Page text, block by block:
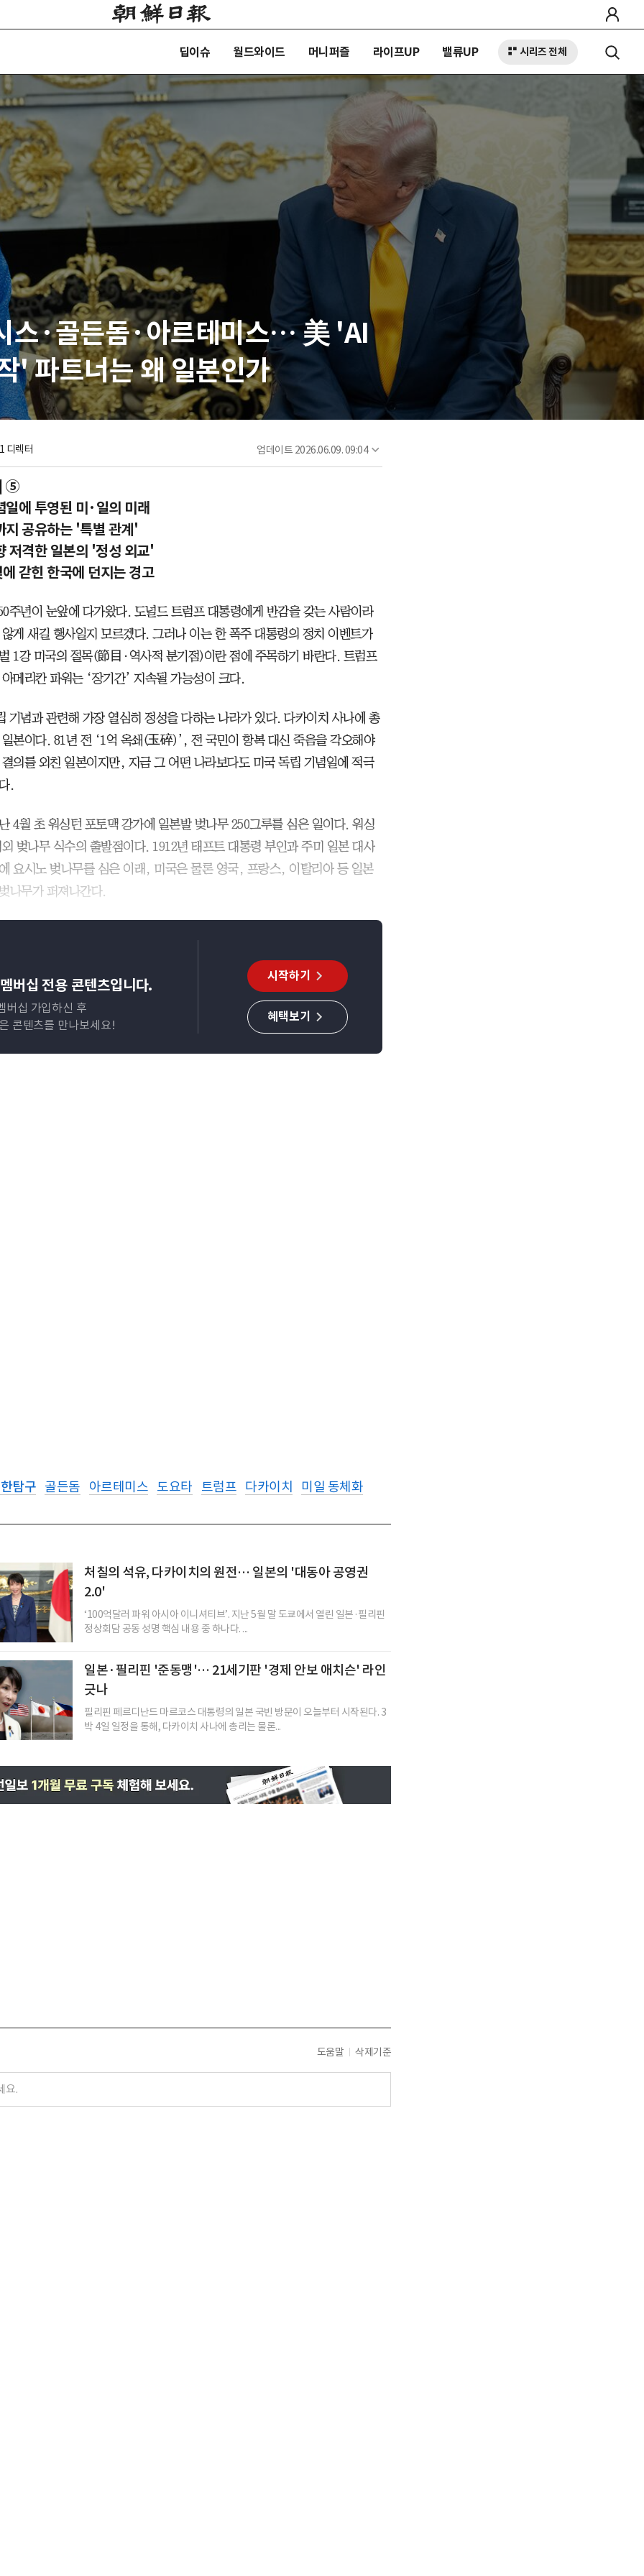
딥이슈 월드와이드 머니퍼즐 라이프UP 밸류UP 시리즈 전체
스·골든돔·아르테미스… 美 'AI
' 파트너는 왜 일본인가
디렉터 업데이트 2026.06.09. 09:04
] ⑤
일에 투영된 미·일의 미래
지 공유하는 '특별 관계'
저격한 일본의 '정성 외교'
갇힌 한국에 던지는 경고
주년이 눈앞에 다가왔다. 도널드 트럼프 대통령에게 반감을 갖는 사람이라
게 새길 행사일지 모르겠다. 그러나 이는 한 폭주 대통령의 정치 이벤트가
1강 미국의 절목(節目·역사적 분기점)이란 점에 주목하기 바란다. 트럼프
메리칸 파워는 ‘장기간’ 지속될 가능성이 크다.
기념과 관련해 가장 열심히 정성을 다하는 나라가 있다. 다카이치 사나에 총
본이다. 81년 전 ‘1억 옥쇄(玉碎)’, 전 국민이 항복 대신 죽음을 각오해야
의를 외친 일본이지만, 지금 그 어떤 나라보다도 미국 독립 기념일에 적극
.
4월 초 워싱턴 포토맥 강가에 일본발 벚나무 250그루를 심은 일이다. 워싱
벚나무 식수의 출발점이다. 1912년 태프트 대통령 부인과 주미 일본 대사
요시노 벚나무를 심은 이래, 미국은 물론 영국, 프랑스, 이탈리아 등 일본
나무가 퍼져나간다.
버십 전용 콘텐츠입니다.
버십 가입하신 후
콘텐츠를 만나보세요!
시작하기
혜택보기
탐구 골든돔 아르테미스 도요타 트럼프 다카이치 미일 동체화
처칠의 석유, 다카이치의 원전… 일본의 '대동아 공영권
2.0'
‘100억달러 파워 아시아 이니셔티브’. 지난 5월 말 도쿄에서 열린 일본·필리핀
정상회담 공동 성명 핵심 내용 중 하나다. ...
일본·필리핀 '준동맹'… 21세기판 '경제 안보 애치슨' 라인
긋나
필리핀 페르디난드 마르코스 대통령의 일본 국빈 방문이 오늘부터 시작된다. 3
박 4일 일정을 통해, 다카이치 사나에 총리는 물론...
도움말 삭제기준